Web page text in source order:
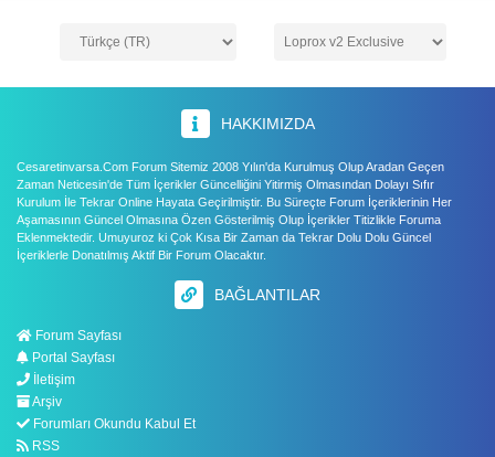
HAKKIMIZDA
Cesaretinvarsa.Com Forum Sitemiz 2008 Yılın'da Kurulmuş Olup Aradan Geçen
Zaman Neticesin'de Tüm İçerikler Güncelliğini Yitirmiş Olmasından Dolayı Sıfır
Kurulum İle Tekrar Online Hayata Geçirilmiştir. Bu Süreçte Forum İçeriklerinin Her
Aşamasının Güncel Olmasına Özen Gösterilmiş Olup İçerikler Titizlikle Foruma
Eklenmektedir. Umuyuroz ki Çok Kısa Bir Zaman da Tekrar Dolu Dolu Güncel
İçeriklerle Donatılmış Aktif Bir Forum Olacaktır.
BAĞLANTILAR
Forum Sayfası
Portal Sayfası
İletişim
Arşiv
Forumları Okundu Kabul Et
RSS